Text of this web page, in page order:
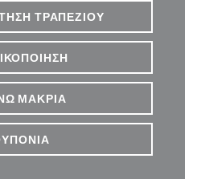
ΤΡΑΠΕΖΙΟΎ
ΜΑΚΡΙΆ